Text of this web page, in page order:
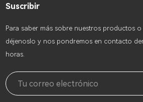
Suscribir
Para saber más sobre nuestros productos o
déjenoslo y nos pondremos en contacto
horas.